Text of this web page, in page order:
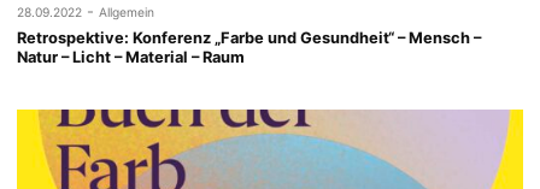
28.09.2022 - Allgemein
Retrospektive: Konferenz „Farbe und Gesundheit“ – Mensch –
Natur – Licht – Material – Raum